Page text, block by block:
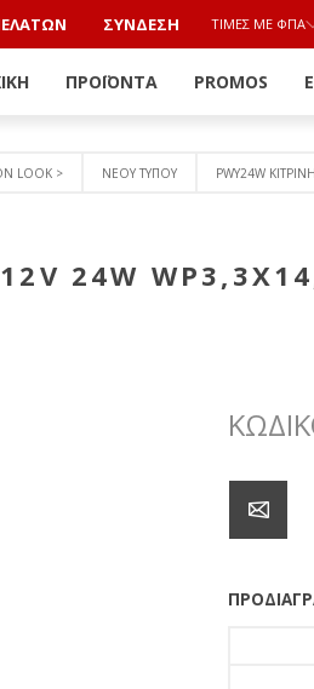
ΣΎΝΔΕΣΗ ΤΙΜΈΣ ΜΕ ΦΠΑ
ΠΡΟΪΌΝΤΑ PROMOS
LOOK > ΝΕΟΥ ΤΥΠΟΥ PWY24W
24W